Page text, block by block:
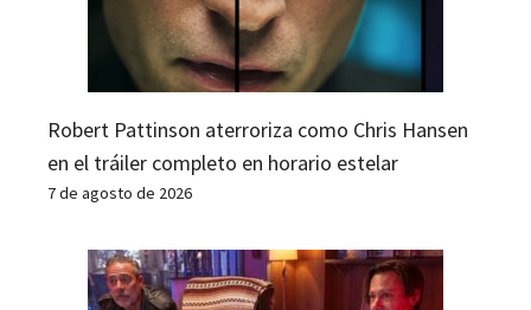
Robert Pattinson aterroriza como Chris Hansen
en el tráiler completo en horario estelar
7 de agosto de 2026